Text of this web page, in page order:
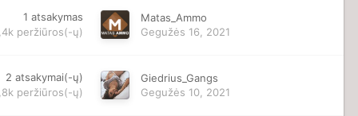
1 atsakymas
peržiūros(-ų)
Matas_Ammo
Gegužės 16, 2021
2 atsakymai(-ų)
peržiūros(-ų)
Giedrius_Gangs
Gegužės 10, 2021